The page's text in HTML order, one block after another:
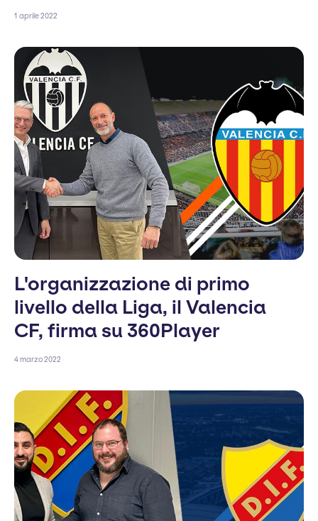
1 aprile 2022
L'organizzazione di primo
livello della Liga, il Valencia
CF, firma su 360Player
4 marzo 2022